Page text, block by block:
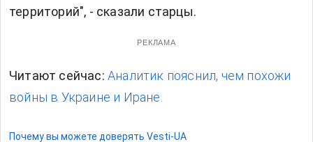
территорий", - сказали старцы.
РЕКЛАМА
Читают сейчас: Аналитик пояснил, чем похожи
войны в Украине и Иране.
Почему вы можете доверять Vesti-UA